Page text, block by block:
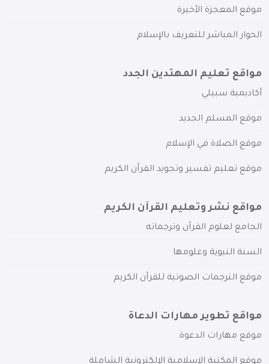
موقع المعجزة الأخيرة
الحوار المباشر للتعريف بالإسلام
مواقع تعليم المهتدين الجدد
أكاديمية سبيلي
موقع المسلم الجديد
موقع الصلاة في الإسلام
موقع تعليم تفسير وتجويد القرآن الكريم
مواقع نشر وتعليم القرآن الكريم
الجامع لعلوم القرآن وترجماته
السنة النبوية وعلومها
موقع الترجمات الصوتية للقرآن الكريم
مواقع تطوير مهارات الدعاة
موقع مهارات الدعوة
موقع المكتبة الإسلامية الإلكترونية الشاملة